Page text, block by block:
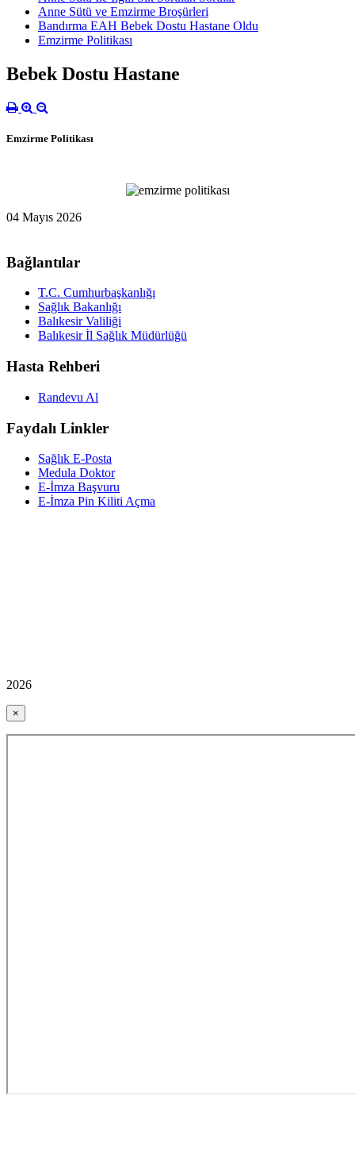
Anne Sütü ve Emzirme Broşürleri
Bandırma EAH Bebek Dostu Hastane Oldu
Emzirme Politikası
Bebek Dostu Hastane
Emzirme Politikası
04 Mayıs 2026
Bağlantılar
T.C. Cumhurbaşkanlığı
Sağlık Bakanlığı
Balıkesir Valiliği
Balıkesir İl Sağlık Müdürlüğü
Hasta Rehberi
Randevu Al
Faydalı Linkler
Sağlık E-Posta
Medula Doktor
E-İmza Başvuru
E-İmza Pin Kiliti Açma
2026
×